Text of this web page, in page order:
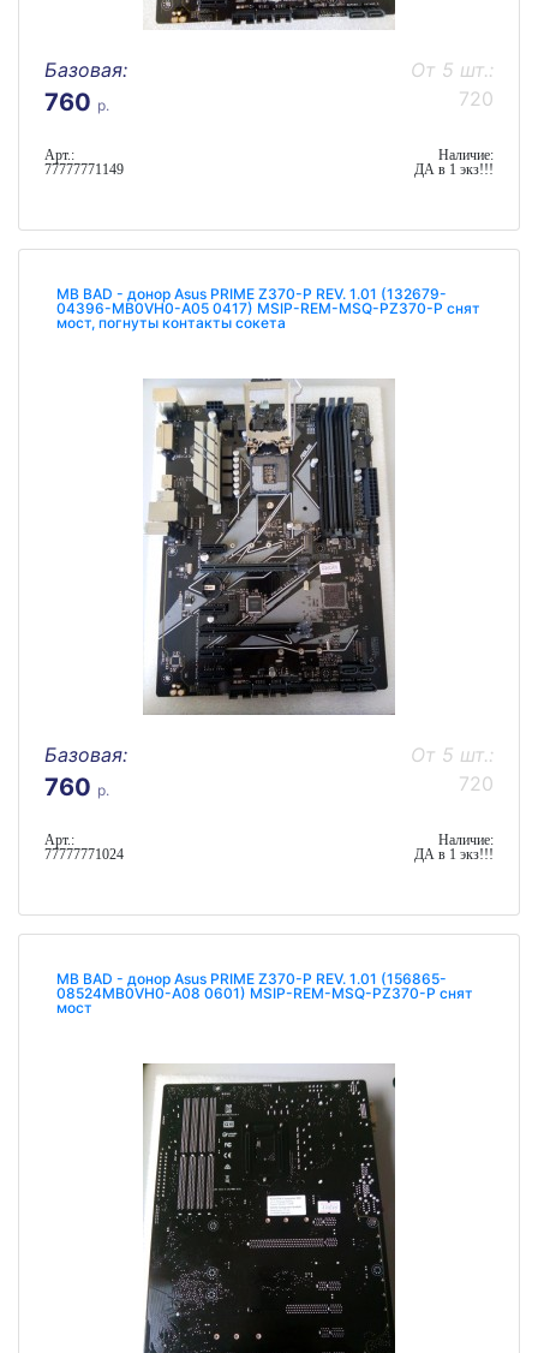
Базовая:
760 р.
От 5 шт.:
720
Арт.:
77777771149
Наличие:
ДА в 1 экз!!!
MB BAD - донор Asus PRIME Z370-P REV. 1.01 (132679-
04396-MB0VH0-A05 0417) MSIP-REM-MSQ-PZ370-P снят
мост, погнуты контакты сокета
Базовая:
760 р.
От 5 шт.:
720
Арт.:
77777771024
Наличие:
ДА в 1 экз!!!
MB BAD - донор Asus PRIME Z370-P REV. 1.01 (156865-
08524MB0VH0-A08 0601) MSIP-REM-MSQ-PZ370-P снят
мост